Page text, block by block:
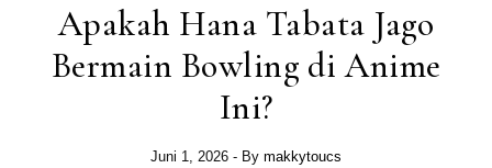
Apakah Hana Tabata Jago
Bermain Bowling di Anime
Ini?
Juni 1, 2026 - By makkytoucs